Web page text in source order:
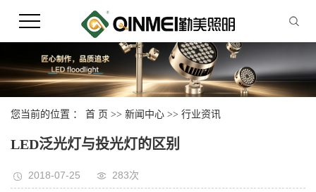
您当前的位置 ： 首 页 >> 新闻中心 >> 行业资讯
LED泛光灯与投光灯的区别
2018-07-25 283次